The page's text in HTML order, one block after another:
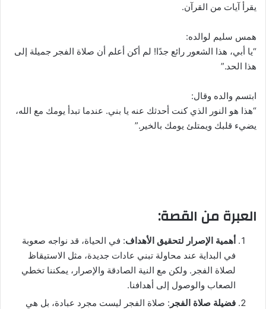
يقرأ آيات من القرآن.
همس سليم لوالده:
“يا أبي، هذا الشعور رائع جدًا! لم أكن أعلم أن صلاة الفجر جميلة إلى
هذا الحد.”
ابتسم والده وقال:
“هذا هو النور الذي كنت أحدثك عنه يا بني. عندما تبدأ يومك مع الله،
يضيء قلبك ويمتلئ يومك بالخير.”
العبرة من القصة:
أهمية الإصرار لتحقيق الأهداف: في الحياة، قد نواجه صعوبة
في البداية عند محاولة تبني عادات جديدة، مثل الاستيقاظ
لصلاة الفجر. ولكن مع النية الصادقة والإصرار، يمكننا تخطي
الصعاب والوصول إلى أهدافنا.
فضيلة صلاة الفجر : صلاة الفجر ليست مجرد عبادة، بل هي